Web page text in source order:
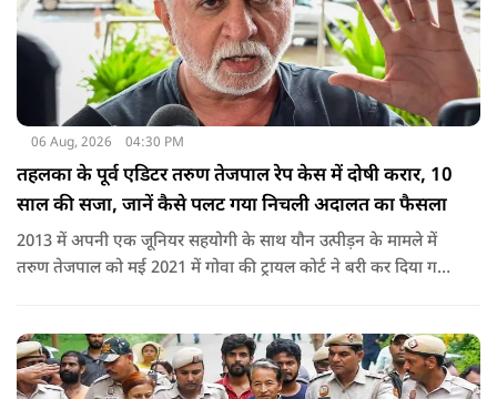
06 Aug, 2026 04:30 PM
तहलका के पूर्व एडिटर तरुण तेजपाल रेप केस में दोषी करार, 10
साल की सजा, जानें कैसे पलट गया निचली अदालत का फैसला
2013 में अपनी एक जूनियर सहयोगी के साथ यौन उत्पीड़न के मामले में
तरुण तेजपाल को मई 2021 में गोवा की ट्रायल कोर्ट ने बरी कर दिया गया